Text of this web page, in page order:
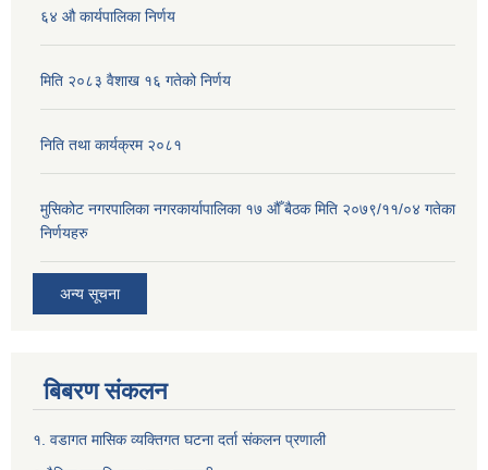
६४ औ कार्यपालिका निर्णय
मिति २०८३ वैशाख १६ गतेको निर्णय
निति तथा कार्यक्रम २०८१
मुसिकोट नगरपालिका नगरकार्यापालिका १७ औँ बैठक मिति २०७९/११/०४ गतेका
निर्णयहरु
अन्य सूचना
बिबरण संकलन
१. वडागत मासिक व्यक्तिगत घटना दर्ता संकलन प्रणाली